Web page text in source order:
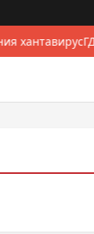
хантавирус